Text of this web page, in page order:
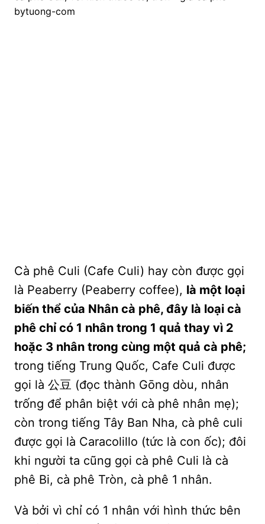
Cà phê Culi (Cafe Culi) hay còn được gọi
là Peaberry (Peaberry coffee), là một loại
biến thể của Nhân cà phê, đây là loại cà
phê chỉ có 1 nhân trong 1 quả thay vì 2
hoặc 3 nhân trong cùng một quả cà phê;
trong tiếng Trung Quốc, Cafe Culi được
gọi là 公豆 (đọc thành Gōng dòu, nhân
trống để phân biệt với cà phê nhân mẹ);
còn trong tiếng Tây Ban Nha, cà phê culi
được gọi là Caracolillo (tức là con ốc); đôi
khi người ta cũng gọi cà phê Culi là cà
phê Bi, cà phê Tròn, cà phê 1 nhân.
Và bởi vì chỉ có 1 nhân với hình thức bên